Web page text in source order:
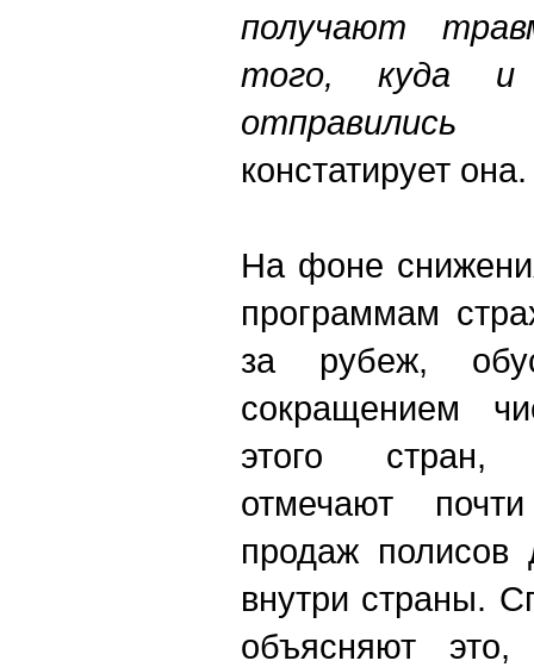
получают
того, куда
констатирует она.
На фоне
программам
за рубеж,
сокращением
этого стран,
отмечают
продаж полисов
внутри страны.
объясняют